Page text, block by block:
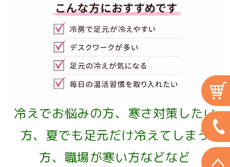
冷えでお悩みの方、寒さ対策したい
方、夏でも足元だけ冷えてしまう
方、職場が寒い方などなど